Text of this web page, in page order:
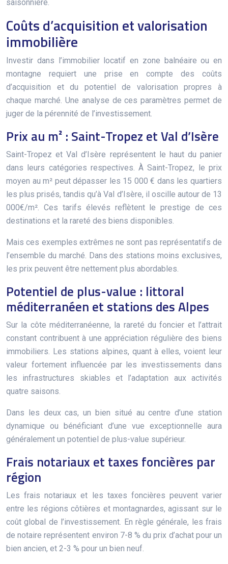
saisonnière.
Coûts d’acquisition et valorisation
immobilière
Investir dans l’immobilier locatif en zone balnéaire ou en
montagne requiert une prise en compte des coûts
d’acquisition et du potentiel de valorisation propres à
chaque marché. Une analyse de ces paramètres permet de
juger de la pérennité de l’investissement.
Prix au m² : Saint-Tropez et Val d’Isère
Saint-Tropez et Val d’Isère représentent le haut du panier
dans leurs catégories respectives. À Saint-Tropez, le prix
moyen au m² peut dépasser les 15 000 € dans les quartiers
les plus prisés, tandis qu’à Val d’Isère, il oscille autour de 13
000€/m². Ces tarifs élevés reflètent le prestige de ces
destinations et la rareté des biens disponibles.
Mais ces exemples extrêmes ne sont pas représentatifs de
l’ensemble du marché. Dans des stations moins exclusives,
les prix peuvent être nettement plus abordables.
Potentiel de plus-value : littoral
méditerranéen et stations des Alpes
Sur la côte méditerranéenne, la rareté du foncier et l’attrait
constant contribuent à une appréciation régulière des biens
immobiliers. Les stations alpines, quant à elles, voient leur
valeur fortement influencée par les investissements dans
les infrastructures skiables et l’adaptation aux activités
quatre saisons.
Dans les deux cas, un bien situé au centre d’une station
dynamique ou bénéficiant d’une vue exceptionnelle aura
généralement un potentiel de plus-value supérieur.
Frais notariaux et taxes foncières par
région
Les frais notariaux et les taxes foncières peuvent varier
entre les régions côtières et montagnardes, agissant sur le
coût global de l’investissement. En règle générale, les frais
de notaire représentent environ 7-8 % du prix d’achat pour un
bien ancien, et 2-3 % pour un bien neuf.